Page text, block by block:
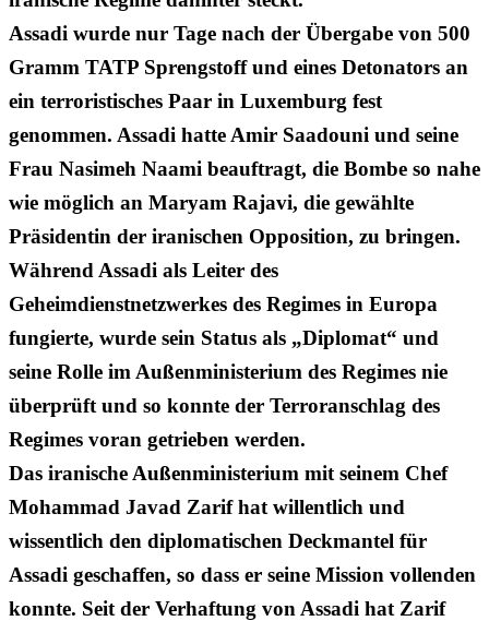
Assadi wurde nur Tage nach der Übergabe von 500
Gramm TATP Sprengstoff und eines Detonators an
ein terroristisches Paar in Luxemburg fest
genommen. Assadi hatte Amir Saadouni und seine
Frau Nasimeh Naami beauftragt, die Bombe so nahe
wie möglich an Maryam Rajavi, die gewählte
Präsidentin der iranischen Opposition, zu bringen.
Während Assadi als Leiter des
Geheimdienstnetzwerkes des Regimes in Europa
fungierte, wurde sein Status als „Diplomat“ und
seine Rolle im Außenministerium des Regimes nie
überprüft und so konnte der Terroranschlag des
Regimes voran getrieben werden.
Das iranische Außenministerium mit seinem Chef
Mohammad Javad Zarif hat willentlich und
wissentlich den diplomatischen Deckmantel für
Assadi geschaffen, so dass er seine Mission vollenden
konnte. Seit der Verhaftung von Assadi hat Zarif